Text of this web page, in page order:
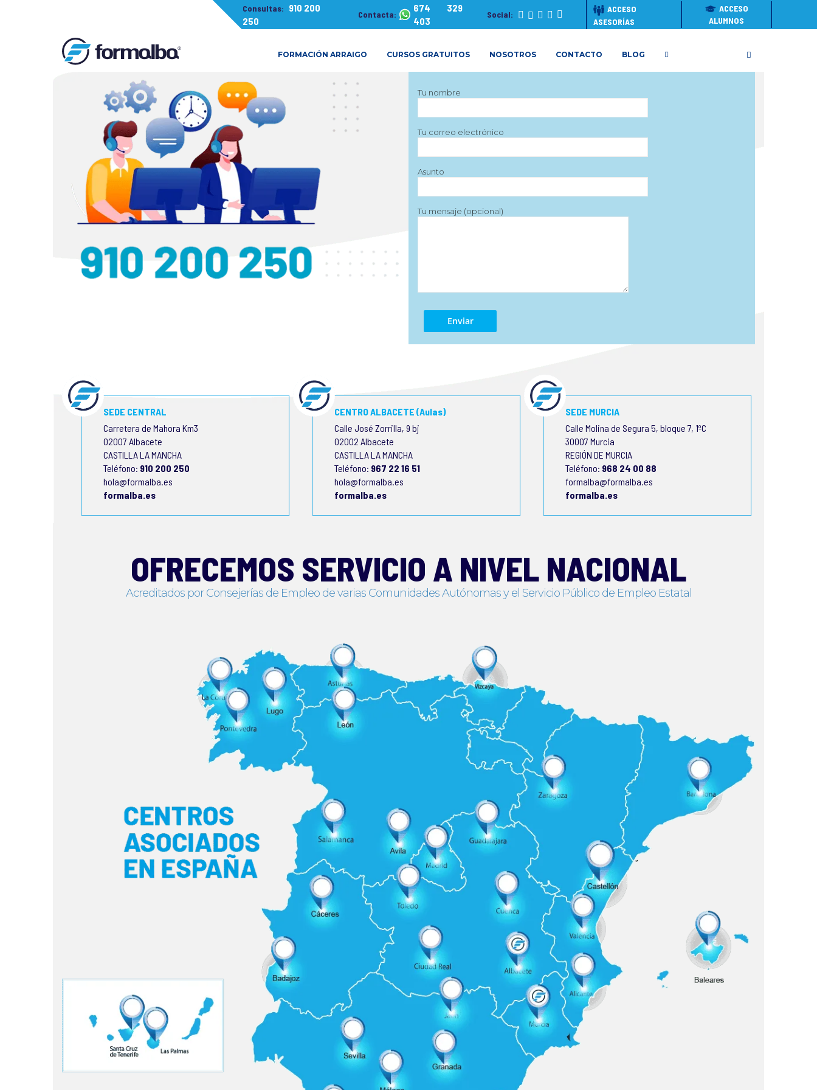
Consultas: 910 200
250
Contacta:
674 329
403
Social:
ACCESO
ASESORÍAS
ACCESO
ALUMNOS
FORMACIÓN ARRAIGO CURSOS GRATUITOS NOSOTROS CONTACTO BLOG
Tu nombre
Tu correo electrónico
Asunto
Tu mensaje (opcional)
SEDE CENTRAL
Carretera de Mahora Km3
02007 Albacete
CASTILLA LA MANCHA
Teléfono: 910 200 250
hola@formalba.es
formalba.es
CENTRO ALBACETE (Aulas)
Calle José Zorrilla, 9 bj
02002 Albacete
CASTILLA LA MANCHA
Teléfono: 967 22 16 51
hola@formalba.es
formalba.es
SEDE MURCIA
Calle Molina de Segura 5, bloque 7, 1ºC
30007 Murcia
REGIÓN DE MURCIA
Teléfono: 968 24 00 88
formalba@formalba.es
formalba.es
OFRECEMOS SERVICIO A NIVEL NACIONAL
Acreditados por Consejerías de Empleo de varias Comunidades Autónomas y el Servicio Público de Empleo Estatal